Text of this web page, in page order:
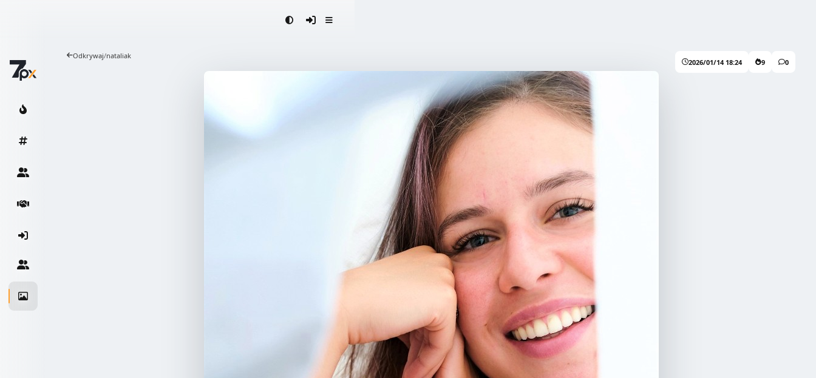
Odkrywaj/nataliak
2026/01/14 18:24 9 0